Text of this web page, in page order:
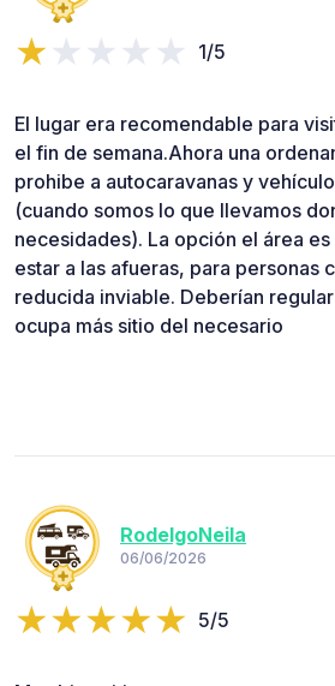
1/5
El lugar era recomendable para
el fin de semana.Ahora una
prohibe a autocaravanas y
(cuando somos lo que llevamos
necesidades). La opción el área
estar a las afueras, para personas
reducida inviable. Deberían
ocupa más sitio del necesario
RodelgoNeila
06/06/2026
5/5